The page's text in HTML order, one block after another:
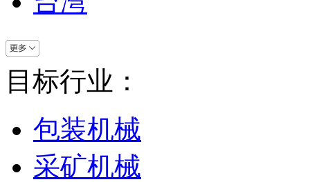
目标行业：
包装机械
采矿机械